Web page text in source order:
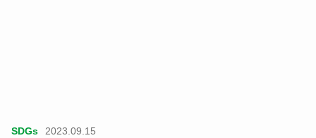
SDGs
2023.09.15